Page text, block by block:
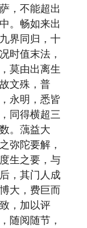
，不能超出
。畅如来出
界同归，十
时值末法，
莫由出离生
文殊，普
永明，悉皆
同得横超三
。蕅益大
弥陀要解，
生之要，与
，其门人成
大，费巨而
，加以评
随阅随节，